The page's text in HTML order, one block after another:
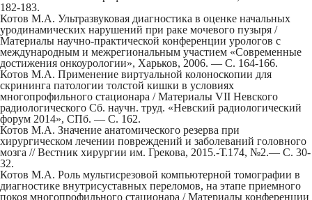
182-183.
Котов М.А. Ультразвуковая диагностика в оценке начальных
уродинамических нарушений при раке мочевого пузыря /
Материалы научно-практической конференции урологов с
международным и межрегиональным участием «Современные
достижения онкоурологии», Харьков, 2006. — С. 164-166.
Котов М.А. Применение виртуальной колоноскопии для
скрининга патологии толстой кишки в условиях
многопрофильного стационара / Материалы VII Невского
радиологического Сб. научн. труд. «Невский радиологический
форум 2014», СПб. — С. 162.
Котов М.А. Значение анатомического резерва при
хирургическом лечении повреждений и заболеваний головного
мозга // Вестник хирургии им. Грекова, 2015.-Т.174, №2.— С. 30-
32.
Котов М.А. Роль мультисрезовой компьютерной томографии в
диагностике внутрисуставных переломов, на этапе приемного
покоя многопрофильного стационара / Материалы конференции